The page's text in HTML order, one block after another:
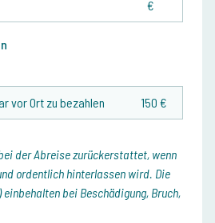
€
vor Ort zu bezahlen 150 €
der Abreise zurückerstattet, wenn
ordentlich hinterlassen wird. Die
bei Beschädigung, Bruch,